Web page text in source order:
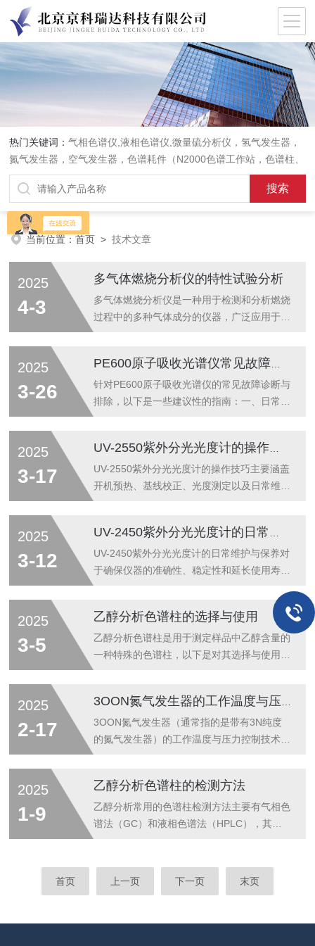
热门关键词：气相色谱仪,液相色谱仪,微量硫分析仪，氢气发生器，
氮气发生器，空气发生器，色谱耗件（N2000色谱工作站，色谱柱、
阀件、进样器、色谱担体），顶空进样器，热解析仪，紫外分光光度
计，原子吸收分光光度计，傅立叶红外光谱仪，分析天平等常规实验
室产品。
当前位置：首页 >技术文章
2025
4-3
多气体燃烧分析仪的特性试验分析
多气体燃烧分析仪是一种用于检测和分析燃烧
过程中的多种气体成分的仪器，广泛应用于环
的氧气（O₂）、二氧化碳（CO₂）、一氧化碳
（CO）、氮氧化物（NOx）、挥发性有机化
合物（VOCs）等多种气体的浓度。多气体燃
分析仪应能够同时检测多种气体的浓度，如氧
气（O₂）、二氧化碳（CO₂）、一氧化碳
（CO）、氮氧化物（NOx）、硫...
2025
3-26
针对PE600原子吸收光谱仪的常见故障诊断与
排除，以下是一些建议性的指南：一、日常维
冲洗排废系统。如果用了有机溶剂，要倒干净
废液罐中的废液，并用自来水冲洗废液罐。高
含量样品做完后，取下燃烧头冲洗干净，晾干
样品瓶等清理好。关闭通风设施，检查所有电
源插座、水源、气源是否关好。每月维护项目
检查撞击球是否有缺损和位置是否正常。检...
2025
3-17
UV-2550紫外分光光度计的操作技巧主要涵盖
开机预热、基线校正、光度测定以及日常维护
机和显示器，再打开UV-2550紫外分光光度计
的电源，并启动配套的软件UVProbe2.21。2.
初始化：仪器进入初始化状态，此过程大约需
初置。初始化完成后，所有初始化项目都会显
示绿色，并弹出对话框提示初始化完成，单
击“OK”按钮即可。3.预热：初始化完成后，一
般需要预热...
2025
3-12
UV-2450紫外分光光度计的日常维护与保养对
于确保仪器的准确性、稳定性和延长使用寿命
点：一、环境控制温度与湿度：保持仪器所在
的实验室环境稳定，理想的温度范围应在
15°C至25°C之间，相对湿度控制在40%至
60%。温度和湿度的变化可能导致机械部件的
无尘，并防止腐蚀性气体对仪器的影响。灰尘
和腐蚀性气体会降低仪器的精度和可靠性。
二、定期清洁外壳与光学元件：定期使...
2025
3-5
乙醇分析色谱柱的选择与使用
乙醇分析色谱柱是用于测定样品中乙醇含量的
一种特殊的色谱柱，以下是对其选择与使用的
大类：气相色谱柱：适用于气相色谱仪进行乙
醇分析。通常使用聚硅氧烷
（Polydimethylsiloxane，PDMS）等非极性
的填料包括反相C18等亲水性填料。二、乙醇
分析色谱柱的选择在选择乙醇分析色谱柱时，
需要考虑以下因素：柱类型：根据分...
2025
2-17
3OON氮气发生器（通常指的是带有3N纯度
的氮气发生器）的工作温度与压力控制技术对
温度控制技术氮气发生器的温度控制是确保气
体产量和纯度稳定的一个重要因素，尤其是在
通过变压吸附（PSA）技术或者膜分离技术制
与压力的变化来实现气体的分离。为了维持氮
2025
1-9
乙醇分析色谱柱的检测方法
乙醇分析常用的色谱柱检测方法主要有气相色
谱法（GC）和液相色谱法（HPLC），其中
相色谱法(GC)气相色谱法是分析乙醇的常用
体，通常直接进样。如果是固体样品（如食
首页 上一页 下一页 末页